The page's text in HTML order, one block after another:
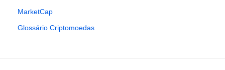
MarketCap
Glossário Criptomoedas